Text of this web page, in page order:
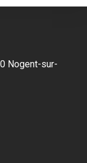
Nogent-sur-